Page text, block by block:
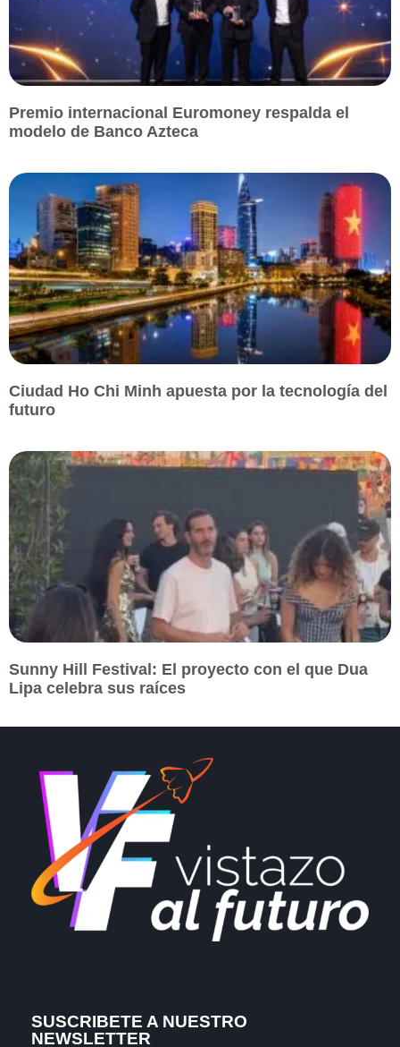
Premio internacional Euromoney respalda el
modelo de Banco Azteca
Ciudad Ho Chi Minh apuesta por la tecnología del
futuro
Sunny Hill Festival: El proyecto con el que Dua
Lipa celebra sus raíces
SUSCRIBETE A NUESTRO
NEWSLETTER